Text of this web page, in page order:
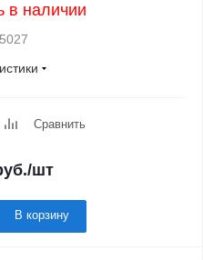
в наличии
Сравнить
/шт
В корзину